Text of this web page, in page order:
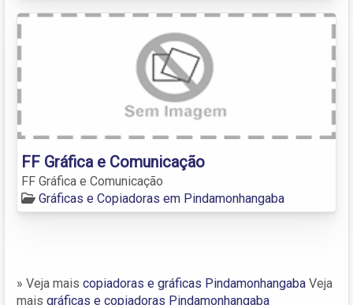
FF Gráfica e Comunicação
FF Gráfica e Comunicação
Gráficas e Copiadoras em Pindamonhangaba
» Veja mais copiadoras e gráficas Pindamonhangaba Veja
mais gráficas e copiadoras Pindamonhangaba